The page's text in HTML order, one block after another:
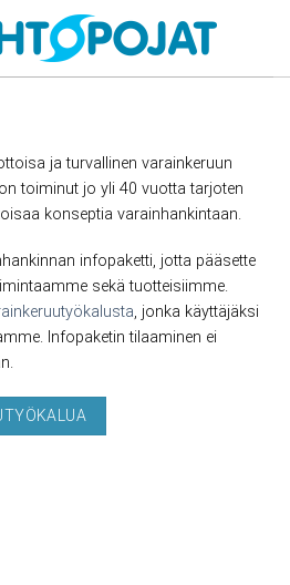
ja turvallinen varainkeruun
toiminut jo yli 40 vuotta tarjoten
konseptia varainhankintaan.
infopaketti, jotta pääsette
sekä tuotteisiimme.
, jonka käyttäjäksi
Infopaketin tilaaminen ei